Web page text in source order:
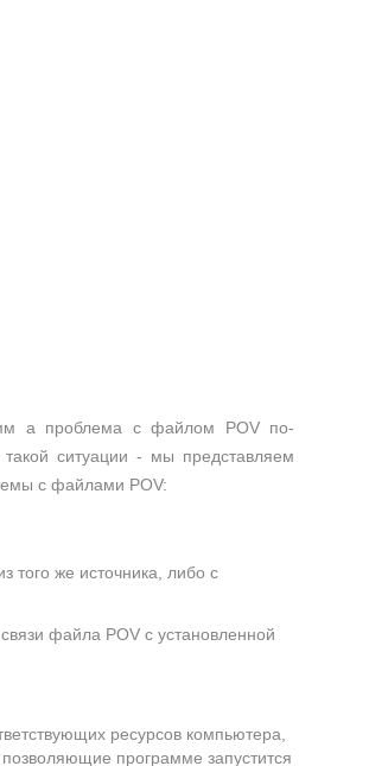
а проблема с файлом POV по-
ситуации - мы представляем
с файлами POV:
того же источника, либо с
файла POV с установленной
ресурсов компьютера,
программе запустится